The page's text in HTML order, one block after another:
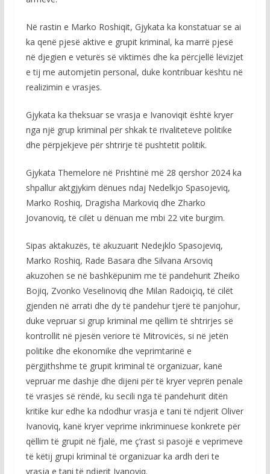
Në rastin e Marko Roshiqit, Gjykata ka konstatuar se ai
ka qenë pjesë aktive e grupit kriminal, ka marrë pjesë
në djegien e veturës së viktimës dhe ka përcjellë lëvizjet
e tij me automjetin personal, duke kontribuar kështu në
realizimin e vrasjes.
Gjykata ka theksuar se vrasja e Ivanoviqit është kryer
nga një grup kriminal për shkak të rivaliteteve politike
dhe përpjekjeve për shtrirje të pushtetit politik.
Gjykata Themelore në Prishtinë më 28 qershor 2024 ka
shpallur aktgjykim dënues ndaj Nedelkjo Spasojeviq,
Marko Roshiq, Dragisha Markoviq dhe Zharko
Jovanoviq, të cilët u dënuan me mbi 22 vite burgim.
Sipas aktakuzës, të akuzuarit Nedejklo Spasojeviq,
Marko Roshiq, Rade Basara dhe Silvana Arsoviq
akuzohen se në bashkëpunim me të pandehurit Zheiko
Bojiq, Zvonko Veselinoviq dhe Milan Radoiçiq, të cilët
gjenden në arrati dhe dy të pandehur tjerë të panjohur,
duke vepruar si grup kriminal me qëllim të shtrirjes së
kontrollit në pjesën veriore të Mitrovicës, si në jetën
politike dhe ekonomike dhe veprimtarinë e
përgjithshme të grupit kriminal të organizuar, kanë
vepruar me dashje dhe dijeni për të kryer veprën penale
të vrasjes së rëndë, ku secili nga të pandehurit ditën
kritike kur edhe ka ndodhur vrasja e tani të ndjerit Oliver
Ivanoviq, kanë kryer veprime inkriminuese konkrete për
qëllim të grupit në fjalë, me ç’rast si pasojë e veprimeve
të këtij grupi kriminal të organizuar ka ardh deri te
vrasja e tani të ndjerit Ivanoviq.